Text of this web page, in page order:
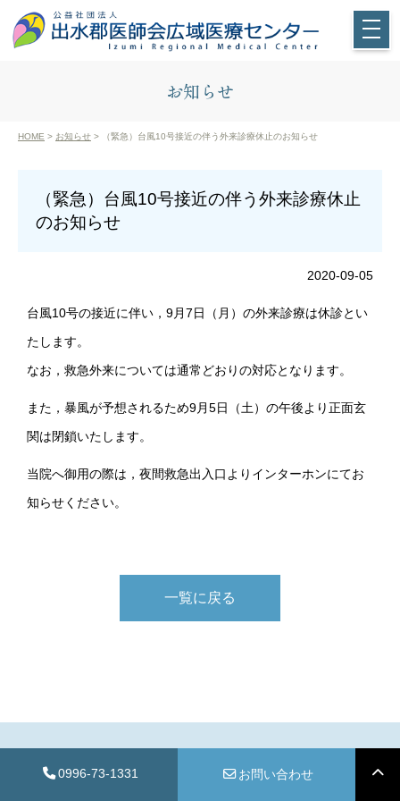
お知らせ
HOME > お知らせ > （緊急）台風10号接近の伴う外来診療休止のお知らせ
（緊急）台風10号接近の伴う外来診療休止
のお知らせ
2020-09-05
台風10号の接近に伴い，9月7日（月）の外来診療は休診とい
たします。
なお，救急外来については通常どおりの対応となります。
また，暴風が予想されるため9月5日（土）の午後より正面玄
関は閉鎖いたします。
当院へ御用の際は，夜間救急出入口よりインターホンにてお
知らせください。
一覧に戻る
0996-73-1331 お問い合わせ